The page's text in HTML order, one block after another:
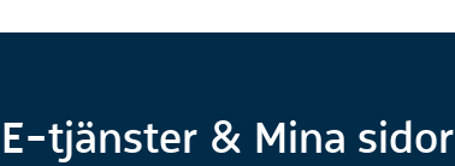
E-tjänster & Mina sidor